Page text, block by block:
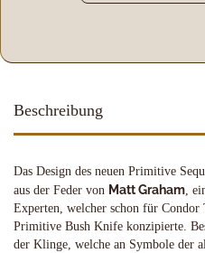
Beschreibung
Das Design des neuen Primitive
aus der Feder von Matt Graham,
Experten, welcher schon für
Primitive Bush Knife konzipierte.
der Klinge, welche an Symbole der